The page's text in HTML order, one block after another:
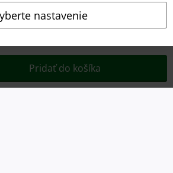
nastavenie
Pridať do košíka
životného prostredia